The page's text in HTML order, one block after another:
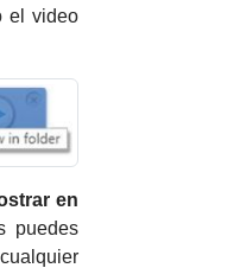
el video
en
puedes